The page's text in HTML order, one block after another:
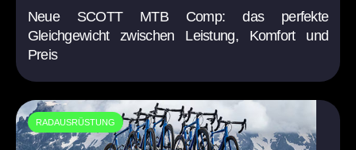
Neue SCOTT MTB Comp: das perfekte
Gleichgewicht zwischen Leistung, Komfort und
Preis
RADAUSRÜSTUNG